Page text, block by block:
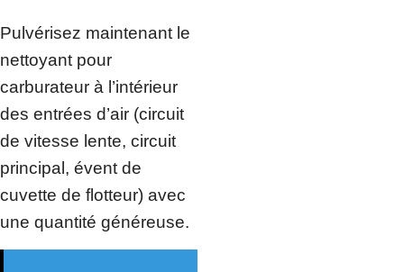
Pulvérisez maintenant le
nettoyant pour
carburateur à l’intérieur
des entrées d’air (circuit
de vitesse lente, circuit
principal, évent de
cuvette de flotteur) avec
une quantité généreuse.